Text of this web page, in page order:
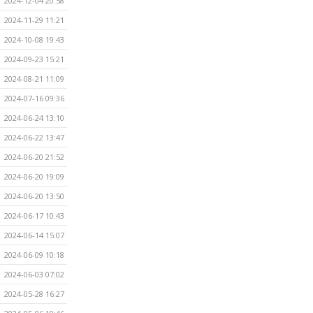
2024-11-29 11:21
2024-10-08 19:43
2024-09-23 15:21
2024-08-21 11:09
2024-07-16 09:36
2024-06-24 13:10
2024-06-22 13:47
2024-06-20 21:52
2024-06-20 19:09
2024-06-20 13:50
2024-06-17 10:43
2024-06-14 15:07
2024-06-09 10:18
2024-06-03 07:02
2024-05-28 16:27